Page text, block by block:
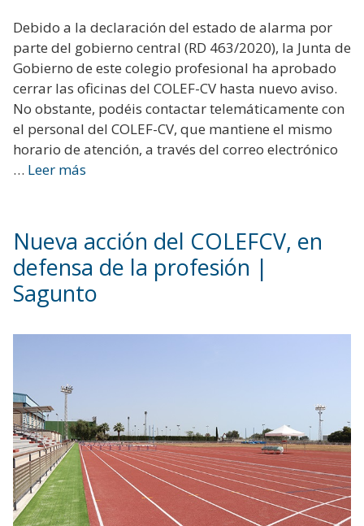
Debido a la declaración del estado de alarma por
parte del gobierno central (RD 463/2020), la Junta de
Gobierno de este colegio profesional ha aprobado
cerrar las oficinas del COLEF-CV hasta nuevo aviso.
No obstante, podéis contactar telemáticamente con
el personal del COLEF-CV, que mantiene el mismo
horario de atención, a través del correo electrónico
… Leer más
Nueva acción del COLEFCV, en
defensa de la profesión |
Sagunto